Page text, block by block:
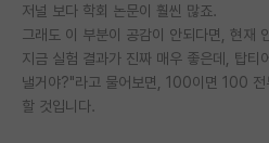
장학금/장학생 게시판
학술 정보 게시판
홍보 게시판
저널 보다 학회 논문이 훨씬 많죠.
그래도 이 부분이 공감이 안되다면, 현재
지금 실험 결과가 진짜 매우 좋은데, 탑티
낼거야?"라고 물어보면, 100이면 100 전
할 것입니다.